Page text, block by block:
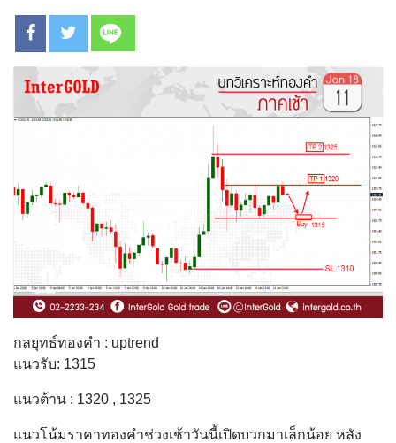
กลยุทธ์ทองคำ : uptrend
แนวรับ: 1315
แนวต้าน : 1320 , 1325
แนวโน้มราคาทองคำช่วงเช้าวันนี้เปิดบวกมาเล็กน้อย หลัง